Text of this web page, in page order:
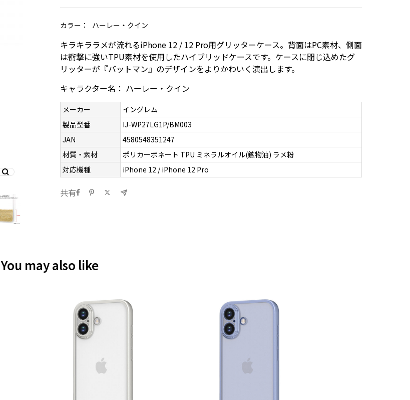
カラー： ハーレー・クイン
キラキララメが流れるiPhone 12 / 12 Pro用グリッターケース。背面はPC素材、側面
は衝撃に強いTPU素材を使用したハイブリッドケースです。ケースに閉じ込めたグ
リッターが『バットマン』のデザインをよりかわいく演出します。
キャラクター名： ハーレー・クイン
メーカー
イングレム
製品型番
IJ-WP27LG1P/BM003
JAN
4580548351247
材質・素材
ポリカーボネート TPU ミネラルオイル(鉱物油) ラメ粉
対応機種
iPhone 12 / iPhone 12 Pro
共有
You may also like